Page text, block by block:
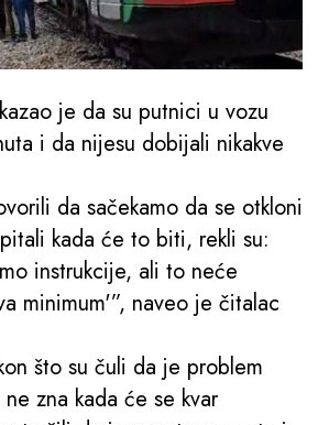
je da su putnici u vozu
i da nijesu dobijali nikakve
da sačekamo da se otkloni
kada će to biti, rekli su:
instrukcije, ali to neće
minimum'”, naveo je čitalac
što su čuli da je problem
zna kada će se kvar